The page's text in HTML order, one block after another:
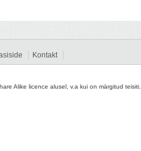
Kontakt
Alike licence alusel, v.a kui on märgitud teisiti.